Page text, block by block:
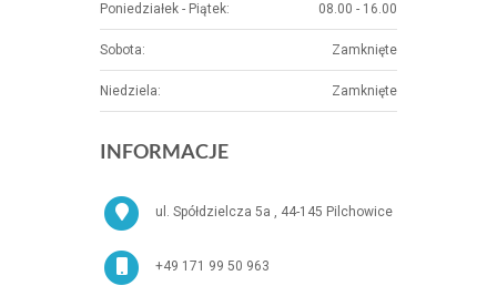
Poniedziałek - Piątek: 08.00 - 16.00
Sobota: Zamknięte
Niedziela: Zamknięte
INFORMACJE
ul. Spółdzielcza 5a , 44-145 Pilchowice
+49 171 99 50 963